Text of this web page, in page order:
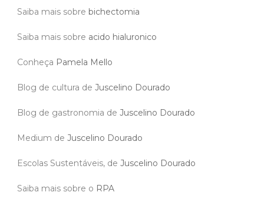
Saiba mais sobre bichectomia
Saiba mais sobre acido hialuronico
Conheça Pamela Mello
Blog de cultura de Juscelino Dourado
Blog de gastronomia de Juscelino Dourado
Medium de Juscelino Dourado
Escolas Sustentáveis, de Juscelino Dourado
Saiba mais sobre o RPA